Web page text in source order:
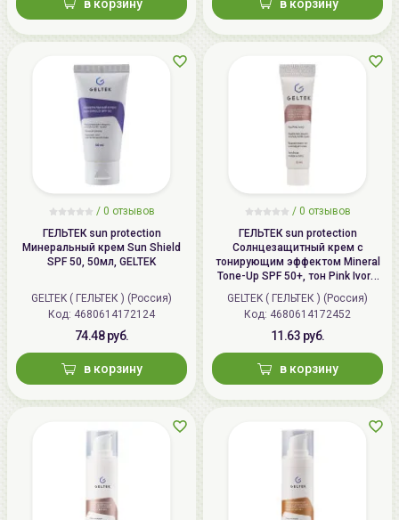
в корзину в корзину
/ 0 отзывов
ГЕЛЬТЕК sun protection
Минеральный крем Sun Shield
SPF 50, 50мл, GELTEK
GELTEK ( ГЕЛЬТЕК ) (Россия)
Код: 4680614172124
74.48 руб.
в корзину
/ 0 отзывов
ГЕЛЬТЕК sun protection
Солнцезащитный крем с
тонирующим эффектом Mineral
Tone-Up SPF 50+, тон Pink Ivory,
5мл, GELTEK
GELTEK ( ГЕЛЬТЕК ) (Россия)
Код: 4680614172452
11.63 руб.
в корзину